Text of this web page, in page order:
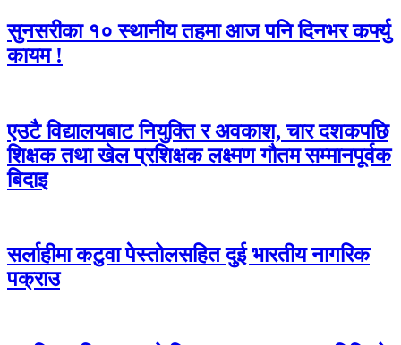
सुनसरीका १० स्थानीय तहमा आज पनि दिनभर कर्फ्यु
कायम !
एउटै विद्यालयबाट नियुक्ति र अवकाश, चार दशकपछि
शिक्षक तथा खेल प्रशिक्षक लक्ष्मण गौतम सम्मानपूर्वक
बिदाइ
सर्लाहीमा कटुवा पेस्तोलसहित दुई भारतीय नागरिक
पक्राउ